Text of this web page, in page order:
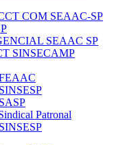
COM SEAAC-SP
SEAAC SP
SINSECAMP
Patronal